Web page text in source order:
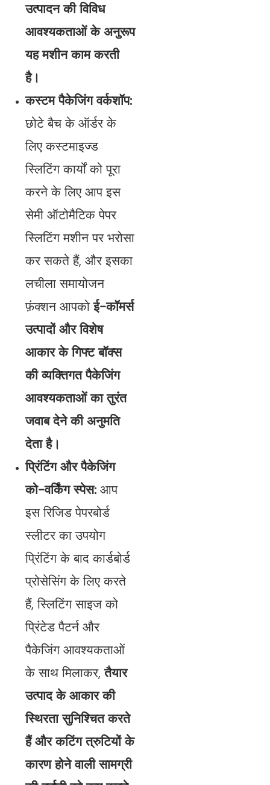
उत्पादन की विविध
आवश्यकताओं के अनुरूप
यह मशीन काम करती
है।
कस्टम पैकेजिंग वर्कशॉप:
छोटे बैच के ऑर्डर के
लिए कस्टमाइज्ड
स्लिटिंग कार्यों को पूरा
करने के लिए आप इस
सेमी ऑटोमैटिक पेपर
स्लिटिंग मशीन पर भरोसा
कर सकते हैं, और इसका
लचीला समायोजन
फ़ंक्शन आपकोई-कॉमर्स
उत्पादों और विशेष
आकार के गिफ्ट बॉक्स
की व्यक्तिगत पैकेजिंग
आवश्यकताओं का तुरंत
जवाब देने की अनुमति
देता है।
प्रिंटिंग और पैकेजिंग
को-वर्किंग स्पेस:आप
इस रिजिड पेपरबोर्ड
स्लीटर का उपयोग
प्रिंटिंग के बाद कार्डबोर्ड
प्रोसेसिंग के लिए करते
हैं, स्लिटिंग साइज को
प्रिंटेड पैटर्न और
पैकेजिंग आवश्यकताओं
के साथ मिलाकर,तैयार
उत्पाद के आकार की
स्थिरता सुनिश्चित करते
हैं और कटिंग त्रुटियों के
कारण होने वाली सामग्री